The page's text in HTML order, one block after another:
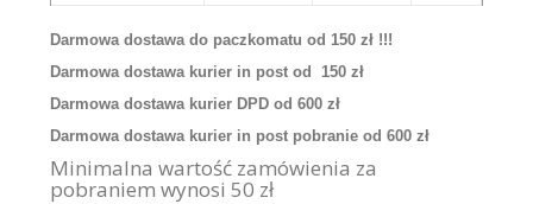
Darmowa dostawa do paczkomatu od 150 zł !!!
Darmowa dostawa kurier in post od 150 zł
Darmowa dostawa kurier DPD od 600 zł
Darmowa dostawa kurier in post pobranie od 600 zł
Minimalna wartość zamówienia za
pobraniem wynosi 50 zł